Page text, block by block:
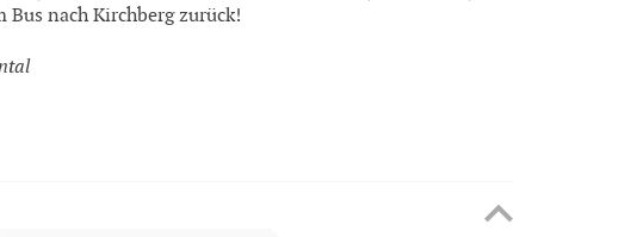
nach Kirchberg zurück!